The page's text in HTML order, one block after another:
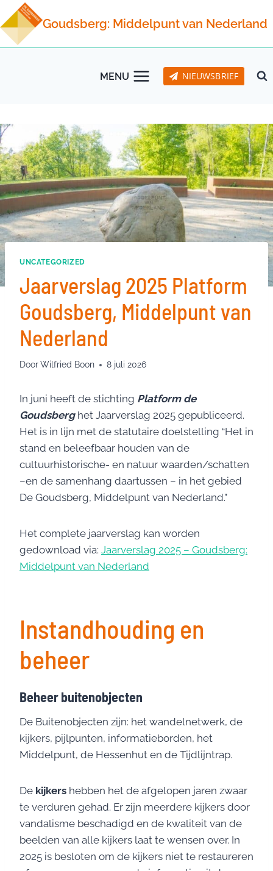
Doorgaan
naar
inhoud
Goudsberg: Middelpunt van Nederland
MENU NIEUWSBRIEF
UNCATEGORIZED
Jaarverslag 2025 Platform
Goudsberg, Middelpunt van
Nederland
DoorWilfried Boon 8 juli 2026
In juni heeft de stichting Platform de
Goudsberghet Jaarverslag 2025 gepubliceerd.
Het is in lijn met de statutaire doelstelling “Het in
stand en beleefbaar houden van de
cultuurhistorische- en natuur waarden/schatten
–en de samenhang daartussen – in het gebied
De Goudsberg, Middelpunt van Nederland.”
Het complete jaarverslag kan worden
gedownload via: Jaarverslag 2025 – Goudsberg:
Middelpunt van Nederland
Instandhouding en
beheer
Beheer buitenobjecten
De Buitenobjecten zijn: het wandelnetwerk, de
kijkers, pijlpunten, informatieborden, het
Middelpunt, de Hessenhut en de Tijdlijntrap.
De kijkers hebben het de afgelopen jaren zwaar
te verduren gehad. Er zijn meerdere kijkers door
vandalisme beschadigd en de kwaliteit van de
beelden van alle kijkers laat te wensen over. In
2025 is besloten om de kijkers niet te restaureren